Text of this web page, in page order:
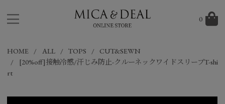
0
HOME ALL TOPS
CUT&SEWN
[20%off]接触冷感/汗じみ防止-クルーネックワイドスリーブT-shi
rt